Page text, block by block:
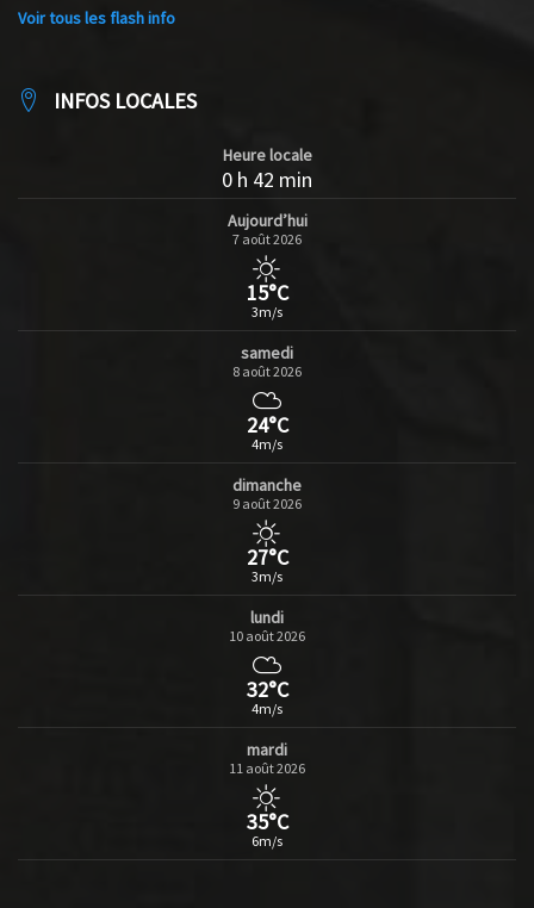
Voir tous les flash info
INFOS LOCALES
Heure locale
0 h 42 min
Aujourd’hui
7 août 2026
15°C
3m/s
samedi
8 août 2026
24°C
4m/s
dimanche
9 août 2026
27°C
3m/s
lundi
10 août 2026
32°C
4m/s
mardi
11 août 2026
35°C
6m/s